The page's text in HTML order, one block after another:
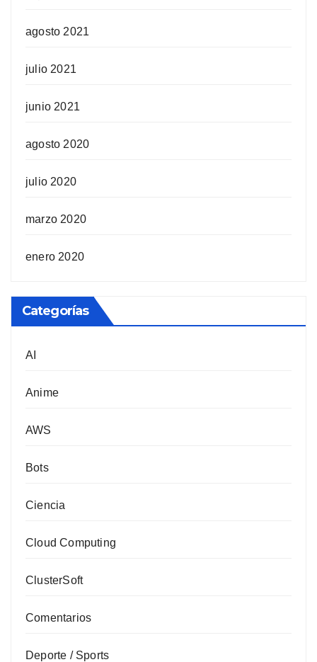
agosto 2021
julio 2021
junio 2021
agosto 2020
julio 2020
marzo 2020
enero 2020
Categorías
AI
Anime
AWS
Bots
Ciencia
Cloud Computing
ClusterSoft
Comentarios
Deporte / Sports